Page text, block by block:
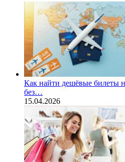
Как найти дешёвые билеты
без…
15.04.2026